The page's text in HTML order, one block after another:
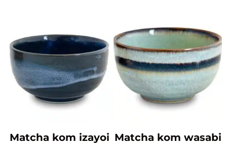
Matcha kom izayoi Matcha kom wasabi